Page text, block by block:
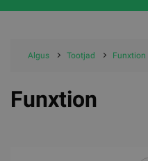
Algus Tootjad Funxtion
Funxtion